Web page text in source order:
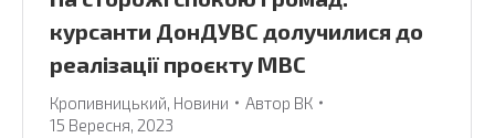
курсанти ДонДУВС долучилися до
реалізації проєкту МВС
Кропивницький, Новини Автор ВК
15 Вересня, 2023